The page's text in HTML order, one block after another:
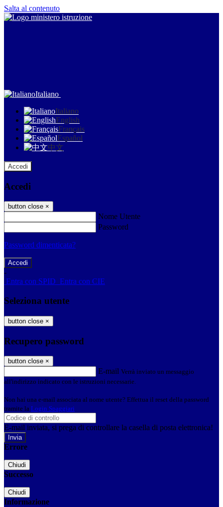
Salta al contenuto
Italiano
Italiano
English
Français
Español
中文
Accedi
Accedi
button close ×
Nome Utente
Password
Password dimenticata?
-
Entra con SPID Entra con CIE
Seleziona utente
button close ×
Recupero password
button close ×
E-mail Verrà inviato un messaggio
all'indirizzo indicato con le istruzioni necessarie.
Non hai una e-mail associata al nome utente? Effettua il reset della password
tramite la Login Spaggiari
E-mail inviata, si prega di controllare la casella di posta elettronica!
Errore
Chiudi
Successo
Chiudi
Informazione